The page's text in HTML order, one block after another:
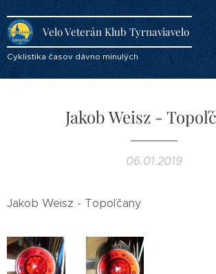
Velo Veterán Klub Tyrnaviavelo
Cyklistika časov dávno minulých
Jakob Weisz -
06.01.2019
Jakob Weisz - Topoľčany